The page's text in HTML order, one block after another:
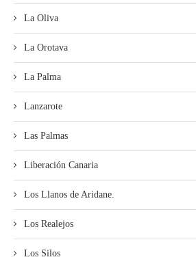
La Oliva
La Orotava
La Palma
Lanzarote
Las Palmas
Liberación Canaria
Los Llanos de Aridane.
Los Realejos
Los Silos